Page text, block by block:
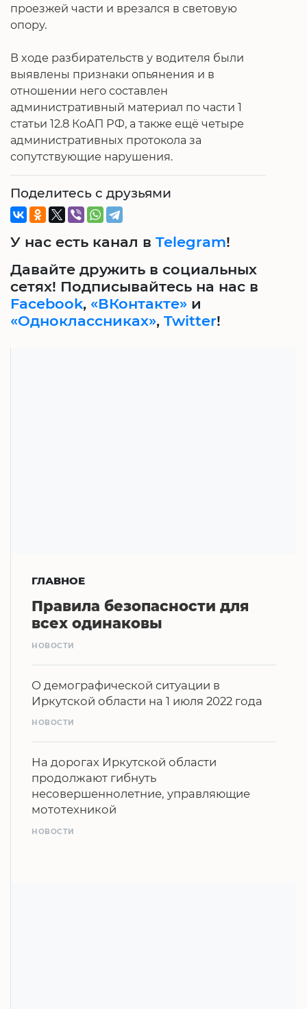
проезжей части и врезался в световую
опору.
В ходе разбирательств у водителя были
выявлены признаки опьянения и в
отношении него составлен
административный материал по части 1
статьи 12.8 КоАП РФ, а также ещё четыре
административных протокола за
сопутствующие нарушения.
Поделитесь с друзьями
У нас есть канал в Telegram!
Давайте дружить в социальных
сетях! Подписывайтесь на нас в
Facebook, «ВКонтакте» и
«Одноклассниках», Twitter!
ГЛАВНОЕ
Правила безопасности для
всех одинаковы
НОВОСТИ
О демографической ситуации в
Иркутской области на 1 июля 2022 года
НОВОСТИ
На дорогах Иркутской области
продолжают гибнуть
несовершеннолетние, управляющие
мототехникой
НОВОСТИ